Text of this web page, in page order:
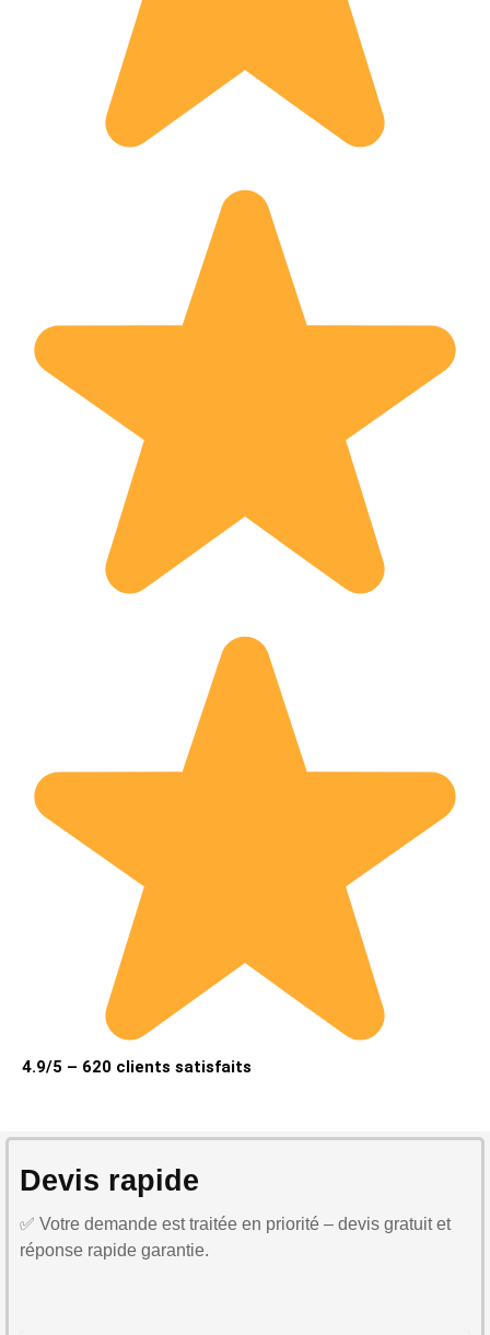
4.9/5 – 620 clients satisfaits
Devis rapide
✅ Votre demande est traitée en priorité – devis gratuit et
réponse rapide garantie.